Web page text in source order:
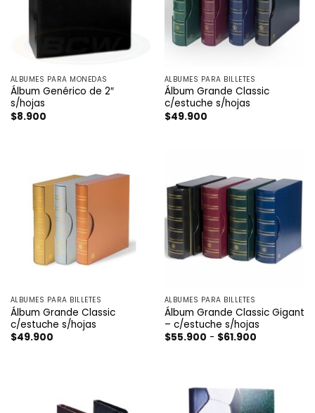
ÁLBUMES PARA MONEDAS
Álbum Genérico de 2″
s/hojas
$8.900
ÁLBUMES PARA BILLETES
Álbum Grande Classic
c/estuche s/hojas
$49.900
ÁLBUMES PARA BILLETES
Álbum Grande Classic
c/estuche s/hojas
$49.900
ÁLBUMES PARA BILLETES
Álbum Grande Classic Gigant
– c/estuche s/hojas
$55.900 - $61.900Rango
$61.900